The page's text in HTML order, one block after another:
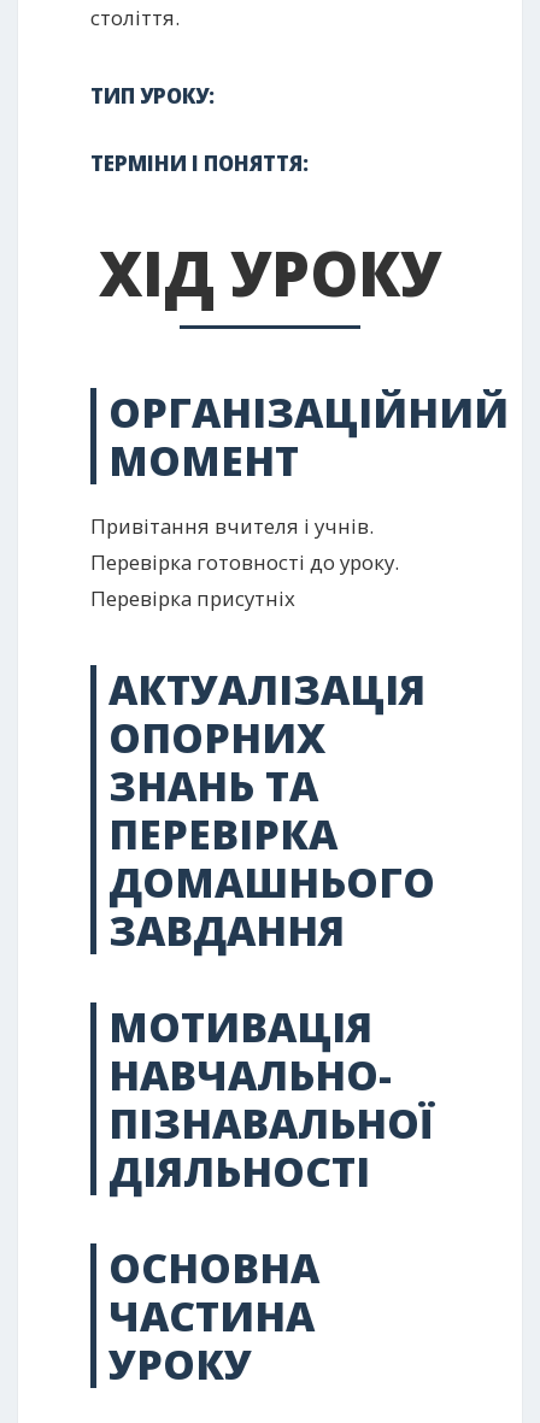
століття.
ТИП УРОКУ:
ТЕРМІНИ І ПОНЯТТЯ:
ХІД УРОКУ
ОРГАНІЗАЦІЙНИЙ
МОМЕНТ
Привітання вчителя і учнів.
Перевірка готовності до уроку.
Перевірка присутніх
АКТУАЛІЗАЦІЯ
ОПОРНИХ
ЗНАНЬ ТА
ПЕРЕВІРКА
ДОМАШНЬОГО
ЗАВДАННЯ
МОТИВАЦІЯ
НАВЧАЛЬНО-
ПІЗНАВАЛЬНОЇ
ДІЯЛЬНОСТІ
ОСНОВНА
ЧАСТИНА
УРОКУ